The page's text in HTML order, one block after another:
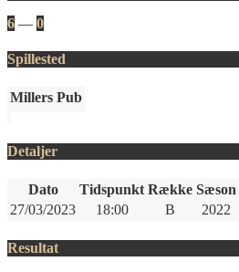
6 — 0
Spillested
Millers Pub
Detaljer
Dato Tidspunkt Række Sæson
27/03/2023
18:00 B 2022
Resultat